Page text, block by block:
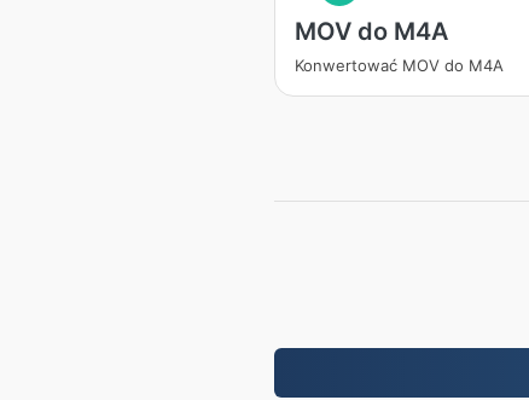
MOV do M4A
Konwertować MOV do M4A